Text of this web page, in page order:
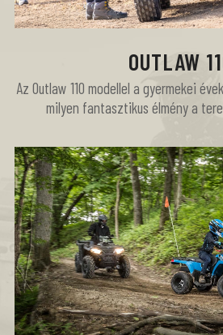
OUTLAW
Az Outlaw 110 modellel a gyermekei
milyen fantasztikus élmény a